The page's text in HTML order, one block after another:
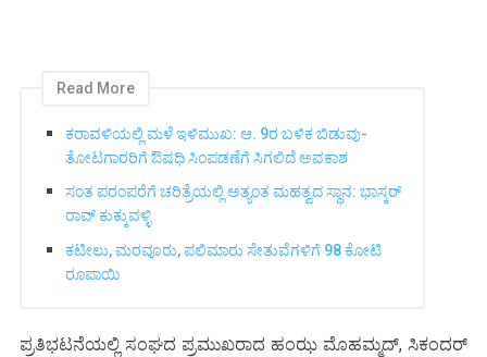
Read More
ಕರಾವಳಿಯಲ್ಲಿ ಮಳೆ ಇಳಿಮುಖ: ಆ. 9ರ ಬಳಿಕ ಬಿಡುವು-
ತೋಟಗಾರರಿಗೆ ಔಷಧಿ ಸಿಂಪಡಣೆಗೆ ಸಿಗಲಿದೆ ಅವಕಾಶ
ಸಂತ ಪರಂಪರೆಗೆ ಚರಿತ್ರೆಯಲ್ಲಿ ಅತ್ಯಂತ ಮಹತ್ವದ ಸ್ಥಾನ: ಭಾಸ್ಕರ್
ರಾವ್ ಕುಕ್ಕುವಳ್ಳಿ
ಕಟೀಲು, ಮರವೂರು, ಪಲಿಮಾರು ಸೇತುವೆಗಳಿಗೆ 98 ಕೋಟಿ
ರೂಪಾಯಿ
ಪ್ರತಿಭಟನೆಯಲ್ಲಿ ಸಂಘದ ಪ್ರಮುಖರಾದ ಹಂಝ ಮೊಹಮ್ಮದ್, ಸಿಕಂದರ್